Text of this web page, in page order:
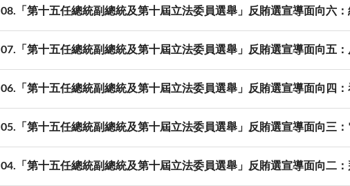
08.「第十五任總統副總統及第十屆立法委員選舉」反賄選宣導面向六
07.「第十五任總統副總統及第十屆立法委員選舉」反賄選宣導面向五
06.「第十五任總統副總統及第十屆立法委員選舉」反賄選宣導面向四
05.「第十五任總統副總統及第十屆立法委員選舉」反賄選宣導面向三
04.「第十五任總統副總統及第十屆立法委員選舉」反賄選宣導面向二